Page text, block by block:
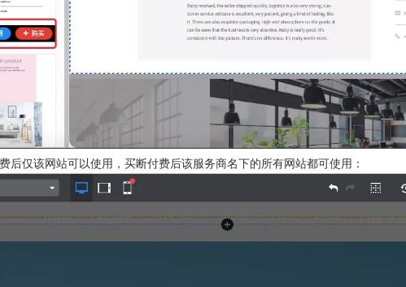
费后仅该网站可以使用，买断付费后该服务商名下的所有网站都可使用：